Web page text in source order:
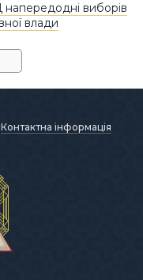
виборів
влади
Контактна інформація